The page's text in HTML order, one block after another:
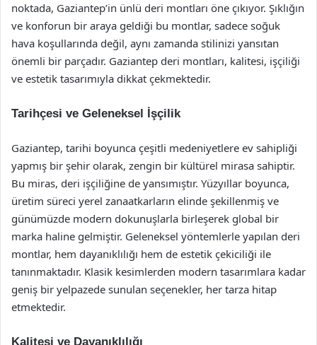
noktada, Gaziantep’in ünlü deri montları öne çıkıyor. Şıklığın
ve konforun bir araya geldiği bu montlar, sadece soğuk
hava koşullarında değil, aynı zamanda stilinizi yansıtan
önemli bir parçadır. Gaziantep deri montları, kalitesi, işçiliği
ve estetik tasarımıyla dikkat çekmektedir.
Tarihçesi ve Geleneksel İşçilik
Gaziantep, tarihi boyunca çeşitli medeniyetlere ev sahipliği
yapmış bir şehir olarak, zengin bir kültürel mirasa sahiptir.
Bu miras, deri işçiliğine de yansımıştır. Yüzyıllar boyunca,
üretim süreci yerel zanaatkarların elinde şekillenmiş ve
günümüzde modern dokunuşlarla birleşerek global bir
marka haline gelmiştir. Geleneksel yöntemlerle yapılan deri
montlar, hem dayanıklılığı hem de estetik çekiciliği ile
tanınmaktadır. Klasik kesimlerden modern tasarımlara kadar
geniş bir yelpazede sunulan seçenekler, her tarza hitap
etmektedir.
Kalitesi ve Dayanıklılığı